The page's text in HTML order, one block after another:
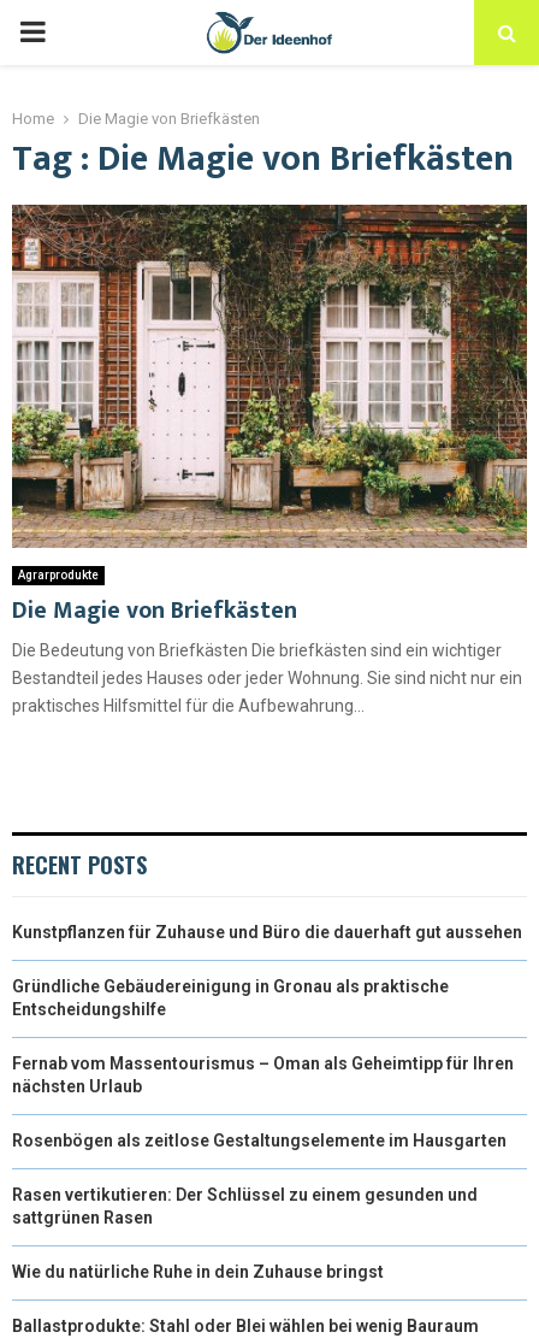
Home Die Magie von Briefkästen
Tag : Die Magie von Briefkästen
Agrarprodukte
Die Magie von Briefkästen
Die Bedeutung von Briefkästen Die briefkästen sind ein wichtiger
Bestandteil jedes Hauses oder jeder Wohnung. Sie sind nicht nur ein
praktisches Hilfsmittel für die Aufbewahrung...
RECENT POSTS
Kunstpflanzen für Zuhause und Büro die dauerhaft gut aussehen
Gründliche Gebäudereinigung in Gronau als praktische
Entscheidungshilfe
Fernab vom Massentourismus – Oman als Geheimtipp für Ihren
nächsten Urlaub
Rosenbögen als zeitlose Gestaltungselemente im Hausgarten
Rasen vertikutieren: Der Schlüssel zu einem gesunden und
sattgrünen Rasen
Wie du natürliche Ruhe in dein Zuhause bringst
Ballastprodukte: Stahl oder Blei wählen bei wenig Bauraum